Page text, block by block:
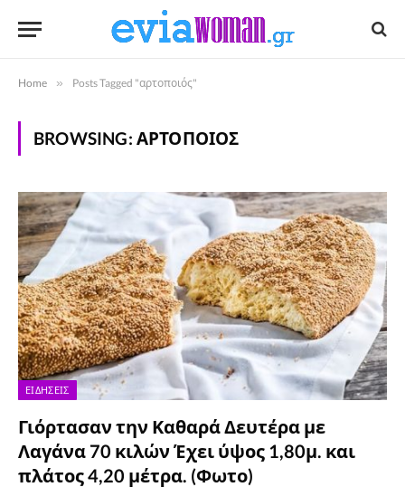
Home » Posts Tagged "αρτοποιός"
BROWSING: ΑΡΤΟΠΟΙΌΣ
ΕΙΔΉΣΕΙΣ
Γιόρτασαν την Καθαρά Δευτέρα με
Λαγάνα 70 κιλών Έχει ύψος 1,80μ. και
πλάτος 4,20 μέτρα. (Φωτο)